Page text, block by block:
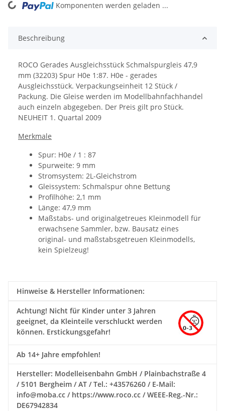
Loading... Komponenten werden geladen ...
Beschreibung
ROCO Gerades Ausgleichsstück Schmalspurgleis 47,9
mm (32203) Spur H0e 1:87. H0e - gerades
Ausgleichsstück. Verpackungseinheit 12 Stück /
Packung. Die Gleise werden im Modellbahnfachhandel
auch einzeln abgegeben. Der Preis gilt pro Stück.
NEUHEIT 1. Quartal 2009
Merkmale
Spur: H0e / 1 : 87
Spurweite: 9 mm
Stromsystem: 2L-Gleichstrom
Gleissystem: Schmalspur ohne Bettung
Profilhöhe: 2,1 mm
Länge: 47,9 mm
Maßstabs- und originalgetreues Kleinmodell für
erwachsene Sammler, bzw. Bausatz eines
original- und maßstabsgetreuen Kleinmodells,
kein Spielzeug!
Hinweise & Hersteller Informationen:
Achtung! Nicht für Kinder unter 3 Jahren
geeignet, da Kleinteile verschluckt werden
können. Erstickungsgefahr!
Ab 14+ Jahre empfohlen!
Hersteller: Modelleisenbahn GmbH / Plainbachstraße 4
/ 5101 Bergheim / AT / Tel.: +43576260 / E-Mail:
info@moba.cc / https://www.roco.cc / WEEE-Reg.-Nr.:
DE67942834